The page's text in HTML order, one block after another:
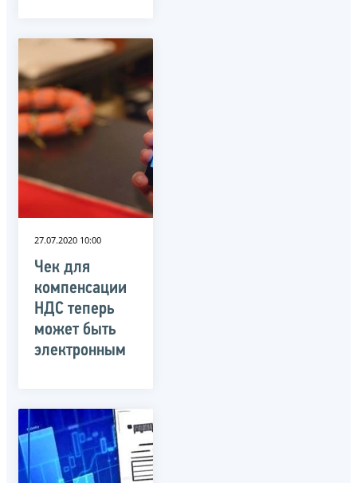
27.07.2020 10:00
Чек для
компенсации
НДС теперь
может быть
электронным